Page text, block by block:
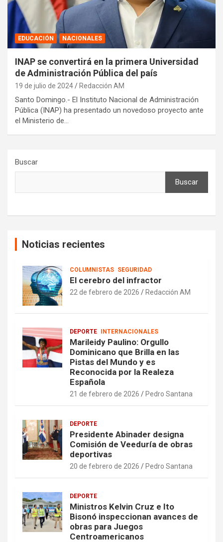
EDUCACIÓN NACIONALES
INAP se convertirá en la primera Universidad
de Administración Pública del país
19 de julio de 2024 Redacción AM
Santo Domingo.- El Instituto Nacional de Administración
Pública (INAP) ha presentado un novedoso proyecto ante
el Ministerio de…
Buscar
Buscar
Noticias recientes
COLUMNISTAS SEGURIDAD
El cerebro del infractor
22 de febrero de 2026 Redacción AM
DEPORTE INTERNACIONALES
Marileidy Paulino: Orgullo
Dominicano que Brilla en las
Pistas del Mundo y es
Reconocida por la Realeza
Española
21 de febrero de 2026 Pedro Santana
DEPORTE
Presidente Abinader designa
Comisión de Veeduría de obras
deportivas
20 de febrero de 2026 Pedro Santana
DEPORTE
Ministros Kelvin Cruz e Ito
Bisonó inspeccionan avances de
obras para Juegos
Centroamericanos